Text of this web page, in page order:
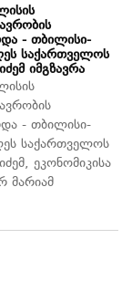
- თბილისი-
საქართველოს
იმგზავრა
- თბილისი-
საქართველოს
ეკონომიკისა
მარიამ